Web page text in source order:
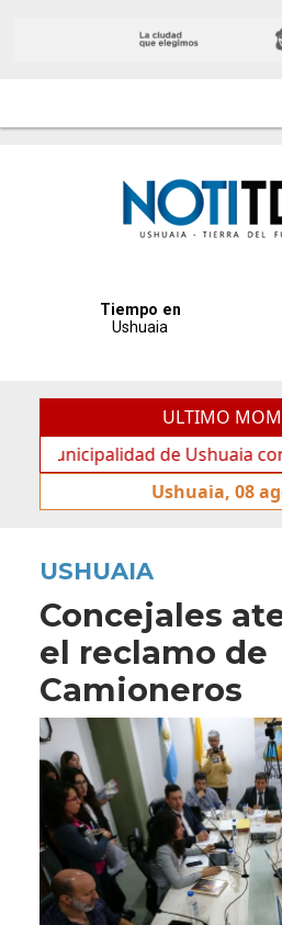
ULTIMO
de Ushuaia continúa
Ushuaia, 08
USHUAIA
Concejales
el reclamo de
Camioneros